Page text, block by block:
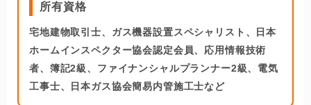
所有資格
宅地建物取引士、ガス機器設置スペシャリスト、日本
ホームインスペクター協会認定会員、応用情報技術
者、簿記2級、ファイナンシャルプランナー2級、電気
工事士、日本ガス協会簡易内管施工士など